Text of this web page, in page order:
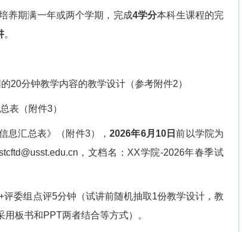
养期满一年或两个学期，完成4学分本科生课程的完
。
20分钟教学内容的教学设计（参考附件2）
表（附件3）
息汇总表》（附件3），2026年6月 10日前以学院为
，文档名： XX学院-2026年春季试
评委组点评5分钟（试讲前随机抽取1份教学设计，教
用板书和PPT两者结合等方式）。